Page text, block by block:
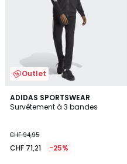
Outlet
ADIDAS SPORTSWEAR
Survêtement à 3 bandes
CHF 94,95
CHF 71,21 -25%
4,7
/ 5